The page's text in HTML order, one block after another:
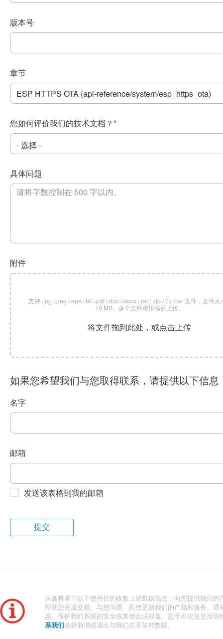
版本号
章节
您如何评价我们的技术文档？ *
具体问题
附件
支持 .jpg /.png /.eps /.txt /.pdf /.doc /.docx /.rar /.zip /.7z /.tar 文件，文件大
10 MB。多个文件请压缩后上传。
将文件拖到此处，或点击上传
如果您希望我们与您取得联系，请提供以下信息
名字
邮箱
发送该表格到我的邮箱
乐鑫将基于以下使用目的收集上述数据信息：向您提供我们的
帮助您完成交易、与您沟通、向您更新我们的产品和服务、通
惠、保护我们系统的安全或其他合法权益。您于本次提交后仍
系我们 选择新增或退出与我们共享某些数据。